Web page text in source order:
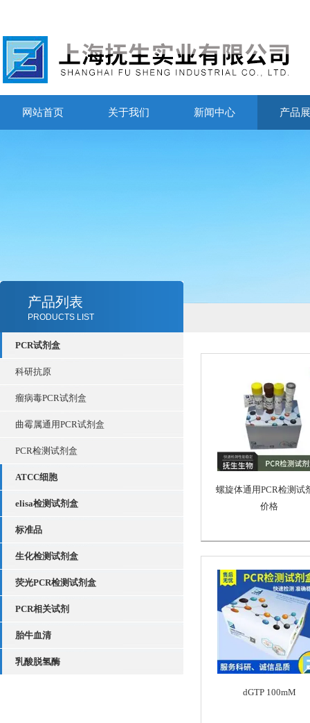
网站首页 关于我们 新闻中心 产品
产品列表
PRODUCTS LIST
PCR试剂盒
科研抗原
瘤病毒PCR试剂盒
曲霉属通用PCR试剂盒
PCR检测试剂盒
ATCC细胞
elisa检测试剂盒
标准品
生化检测试剂盒
荧光PCR检测试剂盒
PCR相关试剂
胎牛血清
乳酸脱氢酶
螺旋体通用PCR检测试
价格
dGTP 100mM